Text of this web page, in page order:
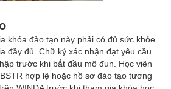
khóa đào tạo này phải có đủ sức khỏe
đầy đủ. Chữ ký xác nhận đạt yêu cầu
trước khi bắt đầu mô đun. Học viên
hợp lệ hoặc hồ sơ đào tạo tương